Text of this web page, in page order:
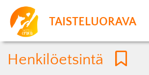
TAISTELUORAVA
Henkilöetsintä